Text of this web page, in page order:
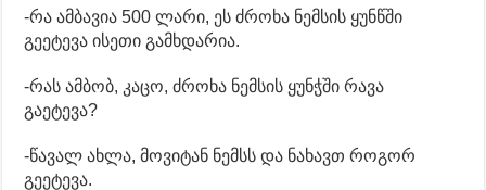
-რა ამბავია 500 ლარი, ეს ძროხა ნემსის ყუნწში
გეეტევა ისეთი გამხდარია.
-რას ამბობ, კაცო, ძროხა ნემსის ყუნჭში რავა
გაეტევა?
-წავალ ახლა, მოვიტან ნემსს და ნახავთ როგორ
გეეტევა.